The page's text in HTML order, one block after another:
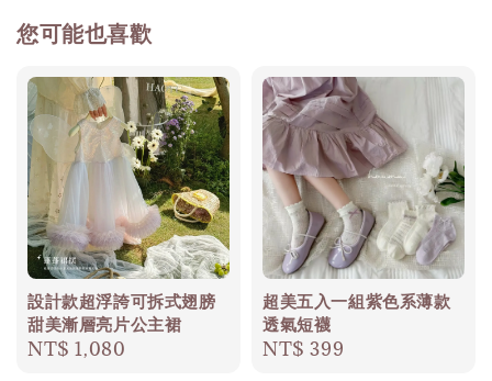
您可能也喜歡
設計款超浮誇可拆式翅膀
甜美漸層亮片公主裙
Regular
NT$ 1,080
超美五入一組紫色系薄款
透氣短襪
Regular
NT$ 399